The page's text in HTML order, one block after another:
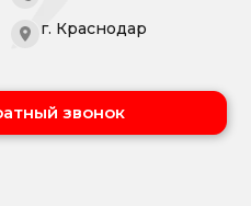
г. Краснодар
звонок